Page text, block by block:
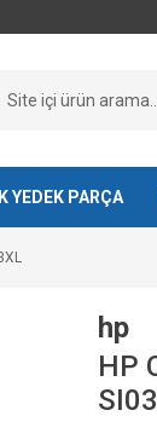
YEDEK PARÇA
hp
HP